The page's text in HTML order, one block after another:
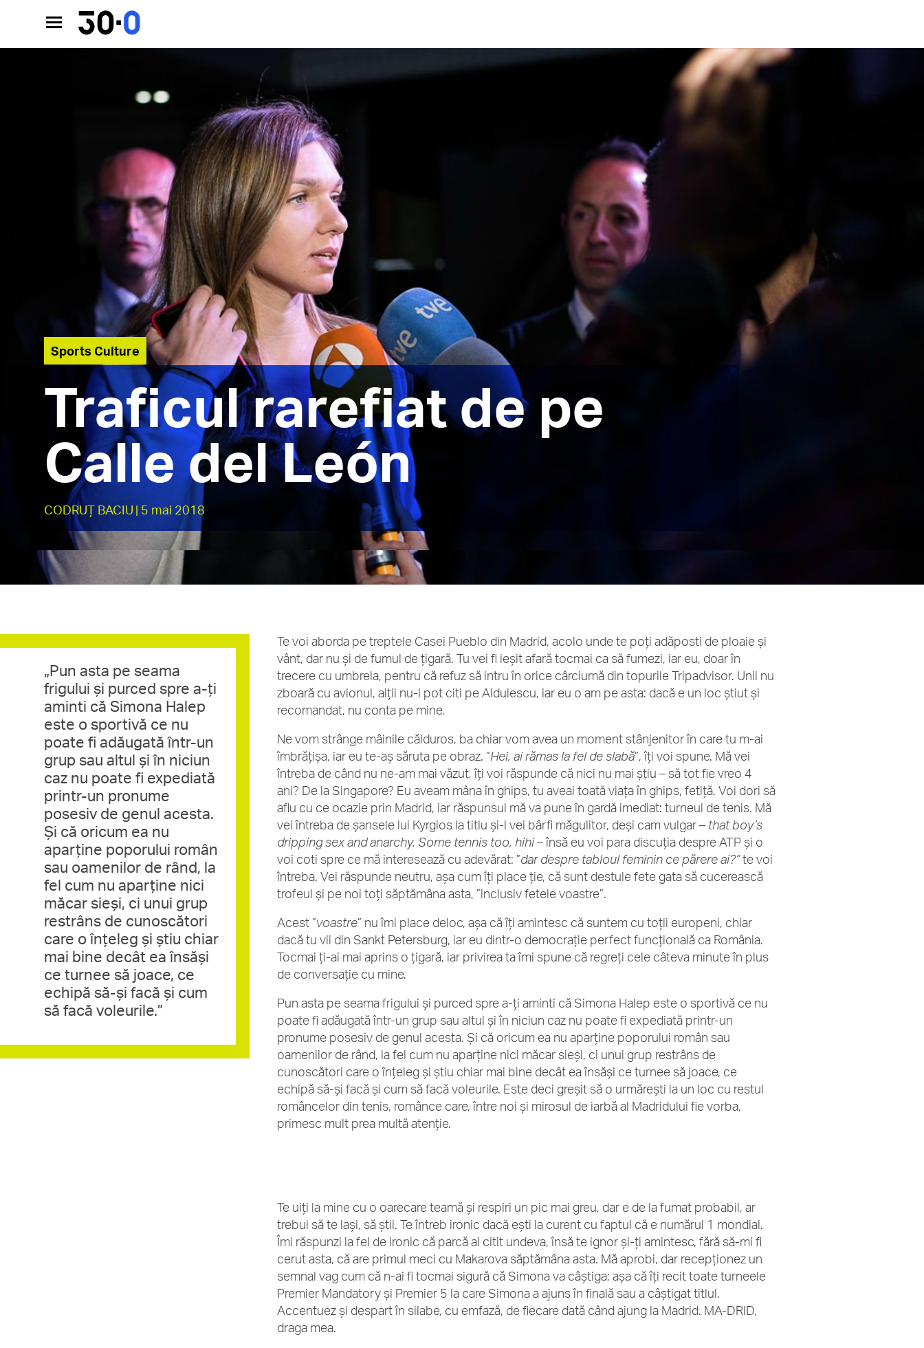
Sports Culture
Traficul rarefiat de pe
Calle del León
CODRUȚ BACIU | 5 mai 2018
„Pun asta pe seama
frigului și purced spre a-ți
aminti că Simona Halep
este o sportivă ce nu
poate fi adăugată într-un
grup sau altul și în niciun
caz nu poate fi expediată
printr-un pronume
posesiv de genul acesta.
Și că oricum ea nu
aparține poporului român
sau oamenilor de rând, la
fel cum nu aparține nici
măcar sieși, ci unui grup
restrâns de cunoscători
care o înțeleg și știu chiar
mai bine decât ea însăși
ce turnee să joace, ce
echipă să-și facă și cum
să facă voleurile.”
Te voi aborda pe treptele Casei Pueblo din Madrid, acolo unde te poți adăposti de ploaie și
vânt, dar nu și de fumul de țigară. Tu vei fi ieșit afară tocmai ca să fumezi, iar eu, doar în
trecere cu umbrela, pentru că refuz să intru în orice cârciumă din topurile Tripadvisor. Unii nu
zboară cu avionul, alții nu-l pot citi pe Aldulescu, iar eu o am pe asta: dacă e un loc știut și
recomandat, nu conta pe mine.
Ne vom strânge mâinile călduros, ba chiar vom avea un moment stânjenitor în care tu m-ai
îmbrățișa, iar eu te-aș săruta pe obraz. ”Hei, ai rămas la fel de slabă”, îți voi spune. Mă vei
întreba de când nu ne-am mai văzut, îți voi răspunde că nici nu mai știu – să tot fie vreo 4
ani? De la Singapore? Eu aveam mâna în ghips, tu aveai toată viața în ghips, fetiță. Voi dori să
aflu cu ce ocazie prin Madrid, iar răspunsul mă va pune în gardă imediat: turneul de tenis. Mă
vei întreba de șansele lui Kyrgios la titlu și-l vei bârfi măgulitor, deși cam vulgar – that boy’s
dripping sex and anarchy. Some tennis too, hihi– însă eu voi para discuția despre ATP și o
voi coti spre ce mă interesează cu adevărat: ”dar despre tabloul feminin ce părere ai?”te voi
întreba. Vei răspunde neutru, așa cum îți place ție, că sunt destule fete gata să cucerească
trofeul și pe noi toți săptămâna asta, ”inclusiv fetele voastre”.
Acest ”voastre” nu îmi place deloc, așa că îți amintesc că suntem cu toții europeni, chiar
dacă tu vii din Sankt Petersburg, iar eu dintr-o democrație perfect funcțională ca România.
Tocmai ți-ai mai aprins o țigară, iar privirea ta îmi spune că regreți cele câteva minute în plus
de conversație cu mine.
Pun asta pe seama frigului și purced spre a-ți aminti că Simona Halep este o sportivă ce nu
poate fi adăugată într-un grup sau altul și în niciun caz nu poate fi expediată printr-un
pronume posesiv de genul acesta. Și că oricum ea nu aparține poporului român sau
oamenilor de rând, la fel cum nu aparține nici măcar sieși, ci unui grup restrâns de
cunoscători care o înțeleg și știu chiar mai bine decât ea însăși ce turnee să joace, ce
echipă să-și facă și cum să facă voleurile. Este deci greșit să o urmărești la un loc cu restul
româncelor din tenis, românce care, între noi și mirosul de iarbă al Madridului fie vorba,
primesc mult prea multă atenție.
Te uiți la mine cu o oarecare teamă și respiri un pic mai greu, dar e de la fumat probabil, ar
trebui să te lași, să știi. Te întreb ironic dacă ești la curent cu faptul că e numărul 1 mondial.
Îmi răspunzi la fel de ironic că parcă ai citit undeva, însă te ignor și-ți amintesc, fără să-mi fi
cerut asta, că are primul meci cu Makarova săptămâna asta. Mă aprobi, dar recepționez un
semnal vag cum că n-ai fi tocmai sigură că Simona va câștiga; așa că îți recit toate turneele
Premier Mandatory și Premier 5 la care Simona a ajuns în finală sau a câștigat titlul.
Accentuez și despart în silabe, cu emfază, de fiecare dată când ajung la Madrid. MA-DRID,
draga mea.